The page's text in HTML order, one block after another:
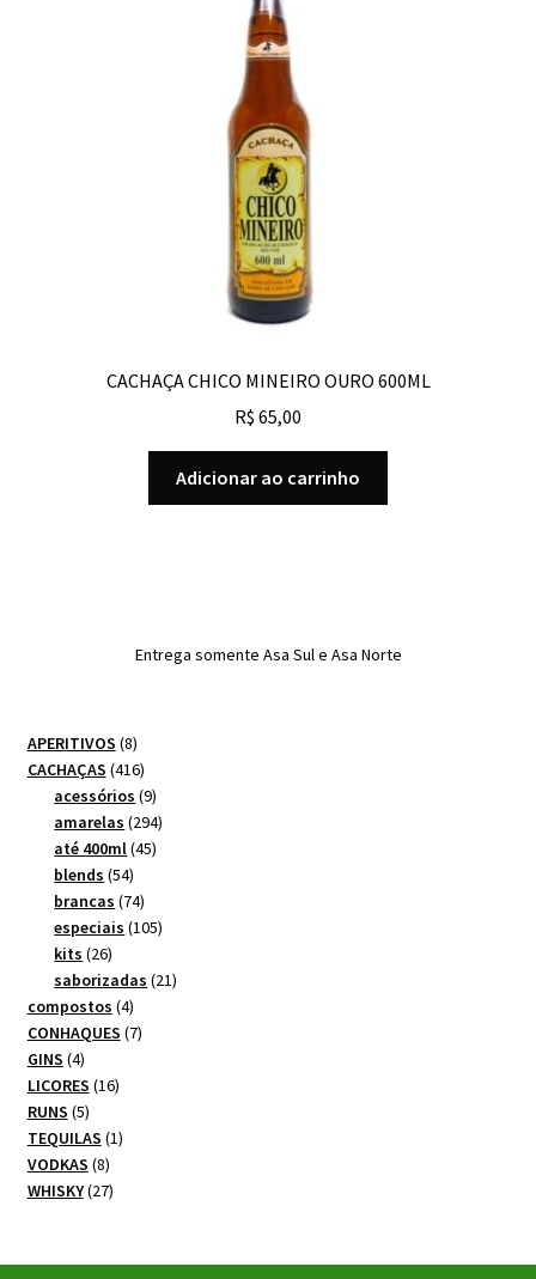
CACHAÇA CHICO MINEIRO OURO 600ML
R$ 65,00
Adicionar ao carrinho
Entrega somente Asa Sul e Asa Norte
APERITIVOS 88
produtos
CACHAÇAS 416416
produtos
acessórios 99
produtos
amarelas 294294
até 400ml 4545
blends 5454
produtos
brancas 7474
produtos
especiais 105105
kits 2626
produtos
saborizadas 2121
compostos 44
produtos
CONHAQUES 77
GINS 44
produtos
LICORES 1616
RUNS 55
produtos
TEQUILAS 11
VODKAS 88
produtos
WHISKY 2727